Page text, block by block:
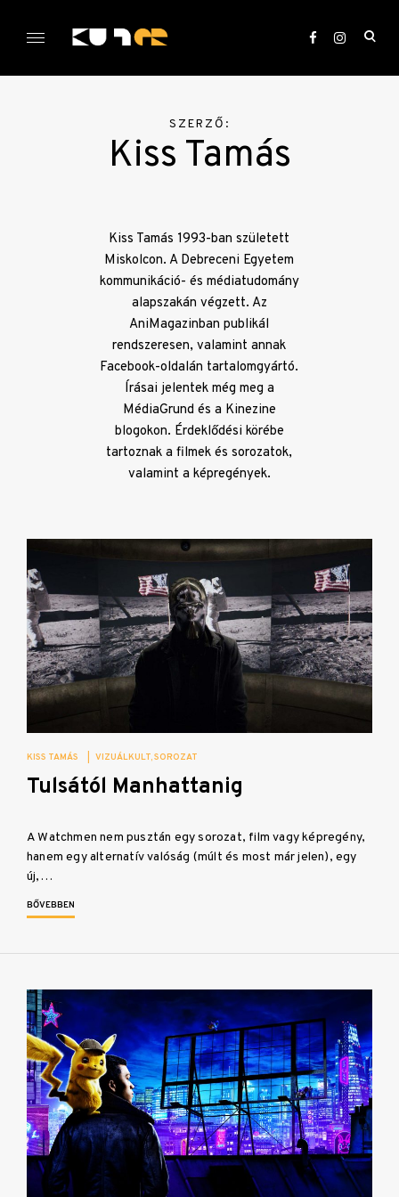
KULTer.hu
SZERZŐ:
Kiss Tamás
Kiss Tamás 1993-ban született
Miskolcon. A Debreceni Egyetem
kommunikáció- és médiatudomány
alapszakán végzett. Az
AniMagazinban publikál
rendszeresen, valamint annak
Facebook-oldalán tartalomgyártó.
Írásai jelentek még meg a
MédiaGrund és a Kinezine
blogokon. Érdeklődési körébe
tartoznak a filmek és sorozatok,
valamint a képregények.
KISS TAMÁS VIZUÁLKULT SOROZAT
Tulsától Manhattanig
A Watchmen nem pusztán egy sorozat, film vagy képregény,
hanem egy alternatív valóság (múlt és most már jelen), egy
új,…
BŐVEBBEN